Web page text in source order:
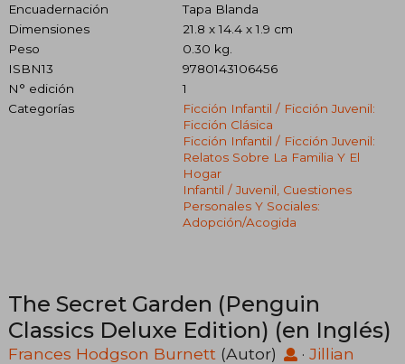
Encuadernación
Tapa Blanda
Dimensiones
21.8 x 14.4 x 1.9 cm
Peso
0.30 kg.
ISBN13
9780143106456
N° edición
1
Categorías
Ficción Infantil / Ficción Juvenil:
Ficción Clásica
Ficción Infantil / Ficción Juvenil:
Relatos Sobre La Familia Y El
Hogar
Infantil / Juvenil, Cuestiones
Personales Y Sociales:
Adopción/acogida
The Secret Garden (Penguin
Classics Deluxe Edition) (en Inglés)
Frances Hodgson Burnett (Autor) · Jillian